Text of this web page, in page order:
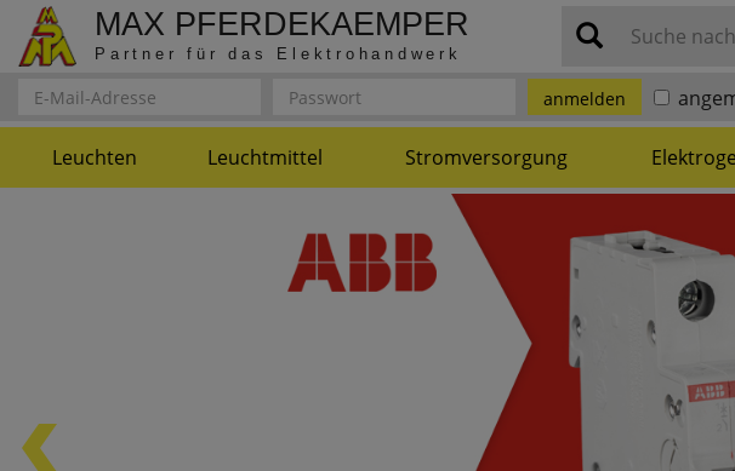
MAX PFERDEKAEMPER
Partner für das Elektrohandwerk
Suche nach
anmelden
Leuchten Leuchtmittel Stromversorgung